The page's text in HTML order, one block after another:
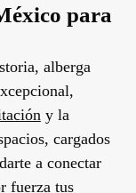
para
alberga
y la
cargados
a conectar
fuerza tus